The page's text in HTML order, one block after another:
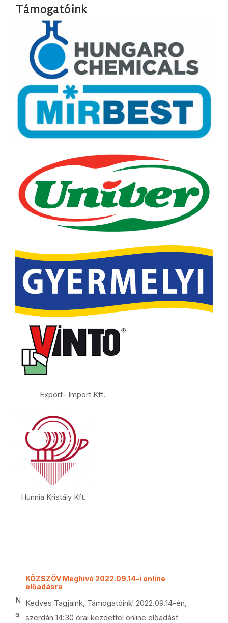
Támogatóink
Export- Import Kft.
Hunnia Kristály Kft.
N
a
KÖZSZÖV Meghívó 2022.09.14-i online
előadásra
Kedves Tagjaink, Támogatóink! 2022.09.14-én,
szerdán 14:30 órai kezdettel online előadást